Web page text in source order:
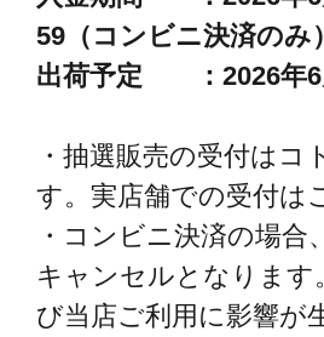
59（コンビニ決済のみ）
出荷予定 ：2026年6
・抽選販売の受付は
す。実店舗での受付は
・コンビニ決済の場
キャンセルとなります
び当店ご利用に影響が